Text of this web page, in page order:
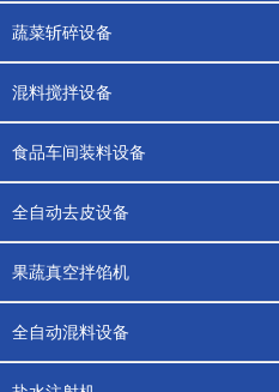
蔬菜斩碎设备
混料搅拌设备
食品车间装料设备
全自动去皮设备
果蔬真空拌馅机
全自动混料设备